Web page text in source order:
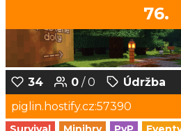
76.
34 0 / 0
Údržba
piglin.hostify.cz:57390